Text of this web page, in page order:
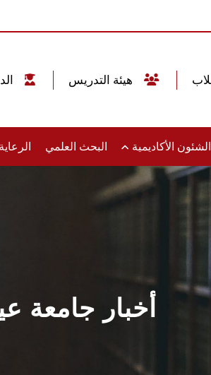
الشئون الأكاديمية البحث العلمي
أخبار